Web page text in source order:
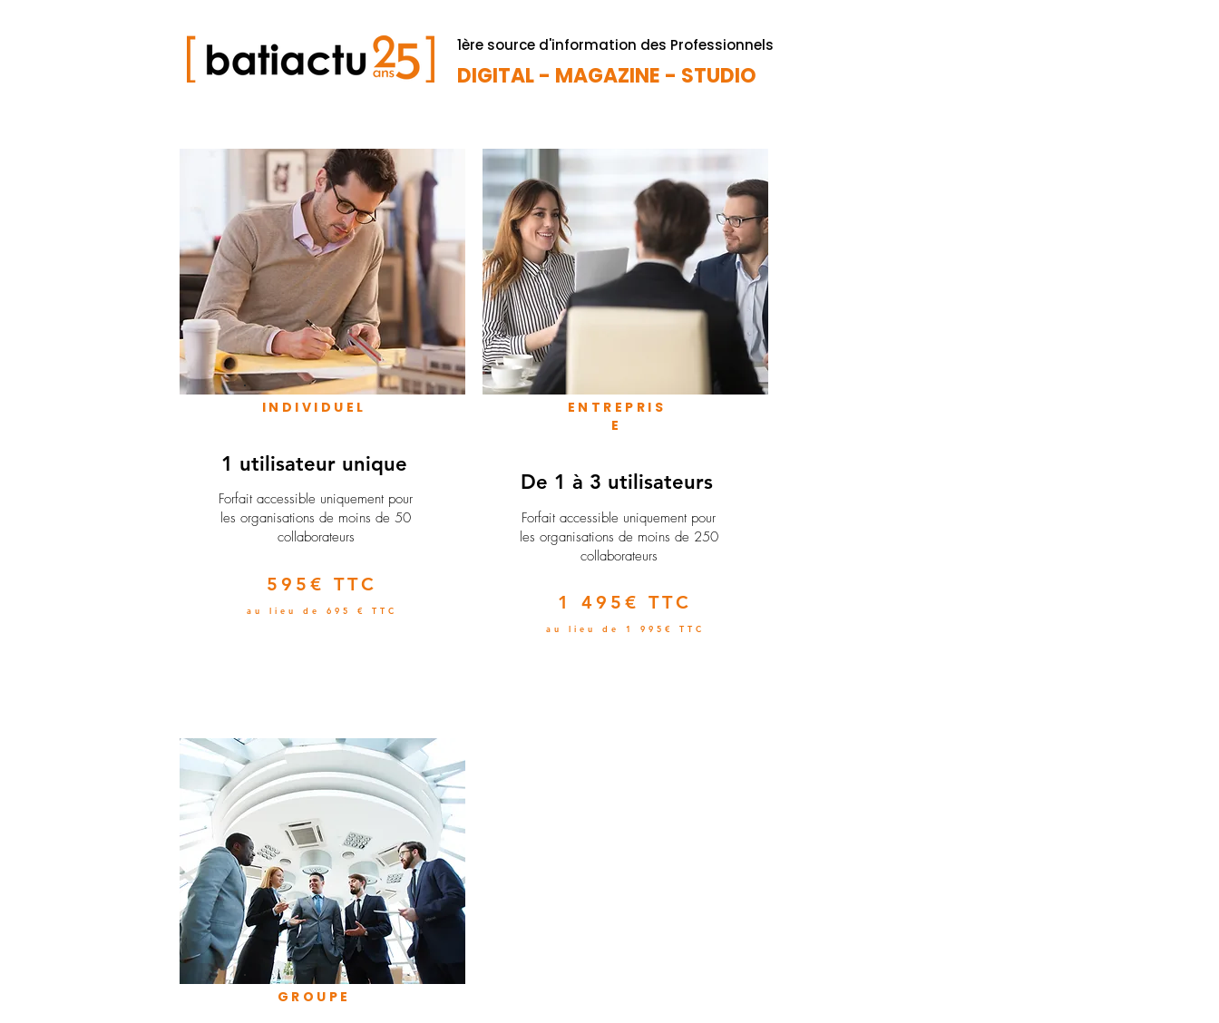
1ère source d'information des Professionnels
DIGITAL - MAGAZINE - STUDIO
INDIVIDUEL
1 utilisateur unique
​Forfait accessible uniquement pour
les organisations de moins de 50
collaborateurs
595€ TTC
au lieu de 695 € TTC
ENTREPRIS
E
De 1 à 3 utilisateurs
Forfait accessible uniquement pour
les organisations de moins de 250
collaborateurs
1 495€ TTC
au lieu de 1 995€ TTC
GROUPE